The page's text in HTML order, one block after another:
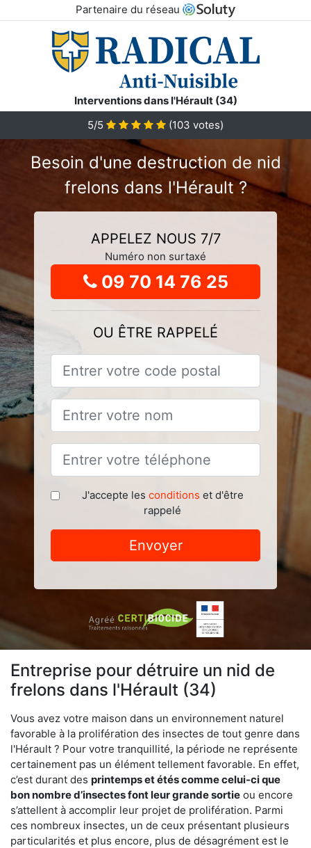
Partenaire du réseau
Interventions dans l'Hérault (34)
5/5 (103 votes)
Besoin d'une destruction de nid
frelons dans l'Hérault ?
APPELEZ NOUS 7/7
Numéro non surtaxé
09 70 14 76 25
OU ÊTRE RAPPELÉ
J'accepte les conditions et d'être
rappelé
Envoyer
Entreprise pour détruire un nid de
frelons dans l'Hérault (34)
Vous avez votre maison dans un environnement naturel
favorable à la prolifération des insectes de tout genre dans
l'Hérault ? Pour votre tranquillité, la période ne représente
certainement pas un élément tellement favorable. En effet,
c’est durant des printemps et étés comme celui-ci que
bon nombre d’insectes font leur grande sortie ou encore
s’attellent à accomplir leur projet de prolifération. Parmi
ces nombreux insectes, un de ceux présentant plusieurs
particularités et plus encore, plus de désagrément est le